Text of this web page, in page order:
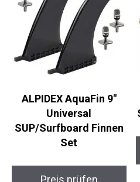
ALPIDEX AquaFin 9″
Universal
SUP/Surfboard Finnen
Set